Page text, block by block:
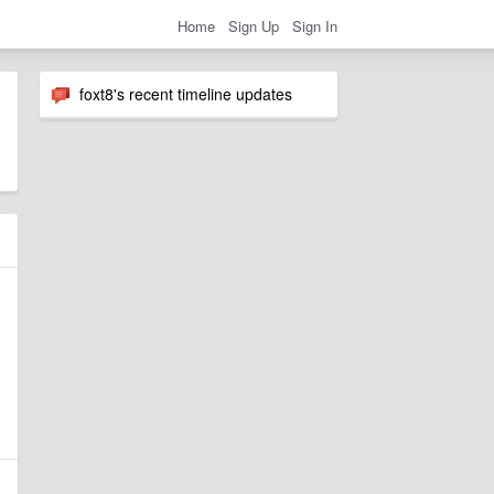
Home Sign Up Sign In
foxt8's recent timeline updates